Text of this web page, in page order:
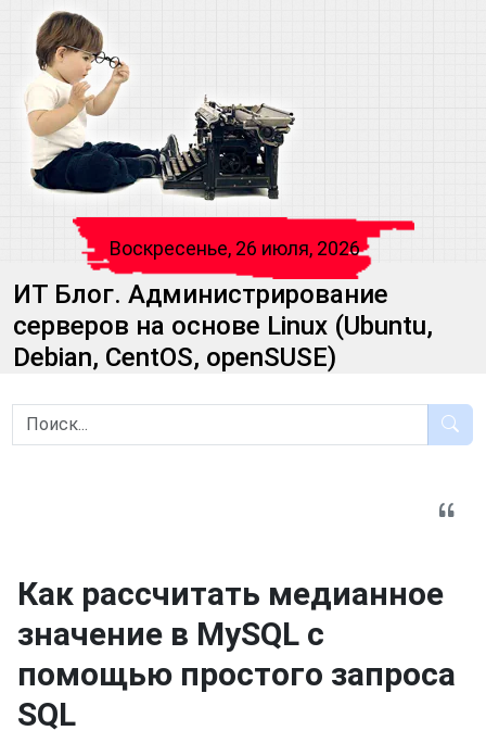
Воскресенье, 26 июля, 2026
ИТ Блог. Администрирование
серверов на основе Linux (Ubuntu,
Debian, CentOS, openSUSE)
Как рассчитать медианное
значение в MySQL с
помощью простого запроса
SQL